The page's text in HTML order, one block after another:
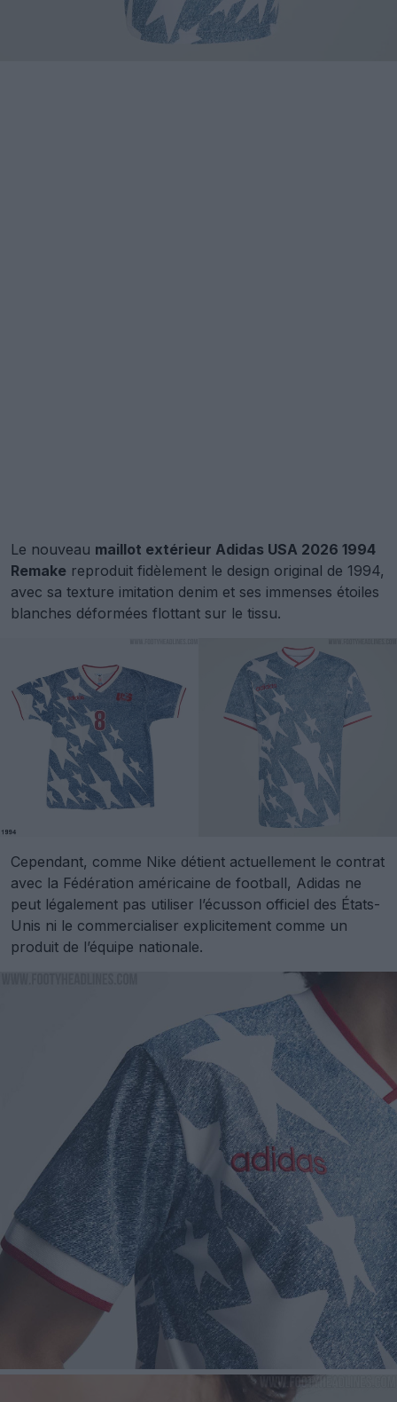
Le nouveau maillot extérieur Adidas USA 2026 1994
Remake reproduit fidèlement le design original de 1994,
avec sa texture imitation denim et ses immenses étoiles
blanches déformées flottant sur le tissu.
Cependant, comme Nike détient actuellement le contrat
avec la Fédération américaine de football, Adidas ne
peut légalement pas utiliser l’écusson officiel des États-
Unis ni le commercialiser explicitement comme un
produit de l’équipe nationale.